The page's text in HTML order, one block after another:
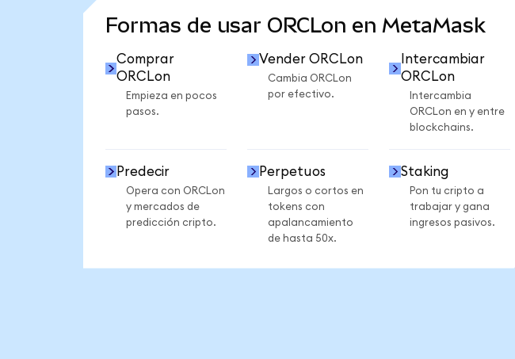
Formas de usar ORCLon en MetaMask
Comprar
ORCLon
Empieza en pocos
pasos.
Vender ORCLon
Cambia ORCLon
por efectivo.
Intercambiar
ORCLon
Intercambia
ORCLon en y entre
blockchains.
Predecir
Opera con ORCLon
y mercados de
predicción cripto.
Perpetuos
Largos o cortos en
tokens con
apalancamiento
de hasta 50x.
Staking
Pon tu cripto a
trabajar y gana
ingresos pasivos.